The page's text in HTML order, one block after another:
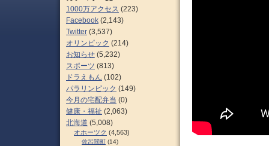
1000万アクセス (223)
Facebook (2,143)
Twitter (3,537)
オリンピック (214)
お知らせ (5,232)
スポーツ (813)
ドラえもん (102)
パラリンピック (149)
今月の宅配弁当 (0)
健康・福祉 (2,063)
北海道 (5,008)
オホーツク (4,563)
佐呂間町 (14)